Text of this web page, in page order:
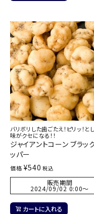
バリボリした歯ごたえ！ピリッ！と
味がクセになる！！
ジャイアントコーン ブラッ
ッパー
価格 ¥540 税込
販売期間
2024/09/02 0:00〜
カートに入れる